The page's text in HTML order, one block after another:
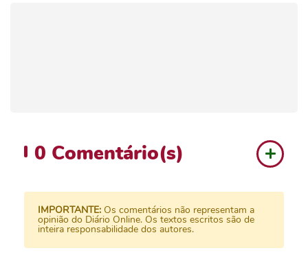
0 Comentário(s)
IMPORTANTE: Os comentários não representam a
opinião do Diário Online. Os textos escritos são de
inteira responsabilidade dos autores.